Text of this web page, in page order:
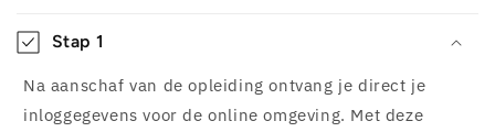
Stap 1
Na aanschaf van de opleiding ontvang je direct je
inloggegevens voor de online omgeving. Met deze